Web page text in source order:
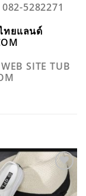
082-5282271
ทยแลนด์
SITE TUB
ADD TO
WISHLIST